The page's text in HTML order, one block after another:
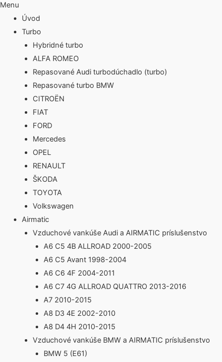
Menu
Úvod
Turbo
Hybridné turbo
ALFA ROMEO
Repasované Audi turbodúchadlo (turbo)
Repasované turbo BMW
CITROËN
FIAT
FORD
Mercedes
OPEL
RENAULT
ŠKODA
TOYOTA
Volkswagen
Airmatic
Vzduchové vankúše Audi a AIRMATIC príslušenstvo
A6 C5 4B ALLROAD 2000-2005
A6 C5 Avant 1998-2004
A6 C6 4F 2004-2011
A6 C7 4G ALLROAD QUATTRO 2013-2016
A7 2010-2015
A8 D3 4E 2002-2010
A8 D4 4H 2010-2015
Vzduchové vankúše BMW a AIRMATIC príslušenstvo
BMW 5 (E61)